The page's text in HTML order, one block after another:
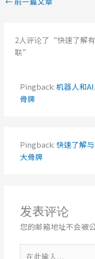
2人评论了“快速了解
联”
Pingback:机器人和
骨牌
Pingback: 快速了解
大骨牌
发表评论
您的邮箱地址不会被